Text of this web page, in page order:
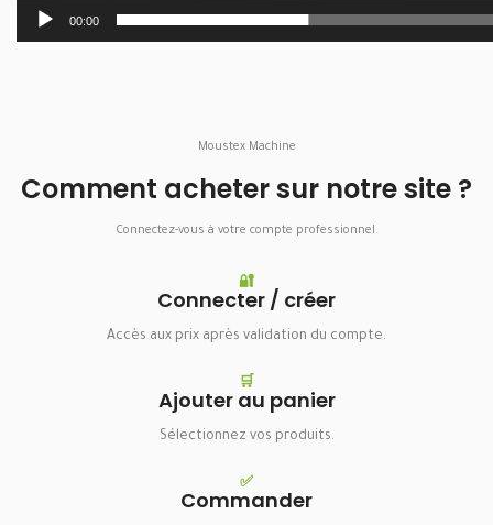
Moustex Machine
Comment acheter sur notre site ?
Connectez-vous à votre compte professionnel.
🔐
Connecter / créer
Accès aux prix après validation du compte.
🛒
Ajouter au panier
Sélectionnez vos produits.
✅
Commander
00:00